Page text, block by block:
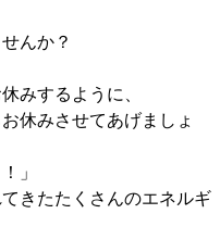
んか？
みするように、
休みさせてあげましょ
」
きたたくさんのエネルギ